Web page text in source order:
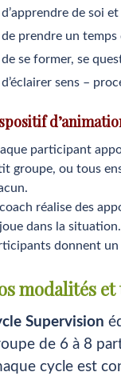
d’apprendre de soi
de prendre un
de se former, se
d’éclairer sens –
participant
groupe, ou tous
coach réalise des
dans la
donnent un
modalités
Supervision
de 6 à 8
cycle est